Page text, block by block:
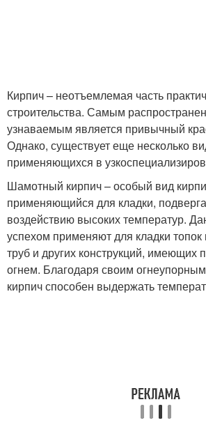
Кирпич – неотъемлемая часть
строительства. Самым
узнаваемым является привычный
Однако, существует еще несколько
применяющихся в
Шамотный кирпич – особый вид
применяющийся для кладки,
воздействию высоких температур.
успехом применяют для кладки
труб и других конструкций, имеющих
огнем. Благодаря своим
кирпич способен выдержать